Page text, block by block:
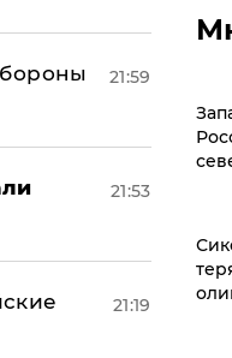
21:59
21:53
21:19